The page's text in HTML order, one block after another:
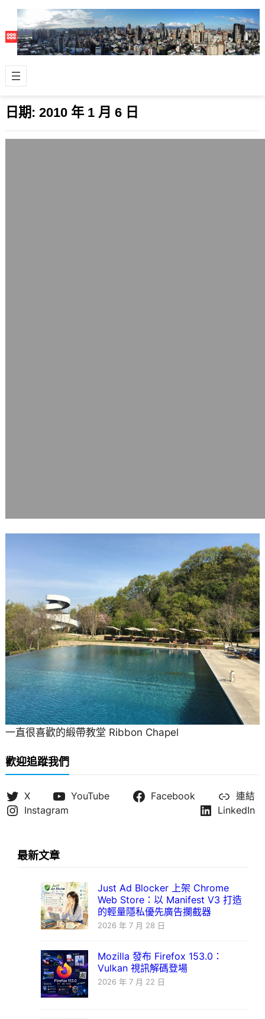
日期: 2010 年 1 月 6 日
一直很喜歡的緞帶教堂 Ribbon Chapel
歡迎追蹤我們
X YouTube Facebook
連結
Instagram
LinkedIn
最新文章
Just Ad Blocker 上架 Chrome
Web Store：以 Manifest V3 打造
的輕量隱私優先廣告攔截器
2026 年 7 月 28 日
Mozilla 發布 Firefox 153.0：
Vulkan 視訊解碼登場
2026 年 7 月 22 日